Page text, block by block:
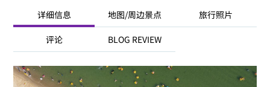
详细信息 地图/周边景点 旅行照片
评论 BLOG REVIEW